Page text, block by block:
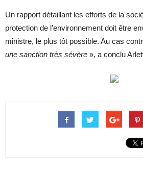
Un rapport détaillant les efforts de la
protection de l’environnement doit être
ministre, le plus tôt possible. Au cas
une sanction très sévère », a conclu